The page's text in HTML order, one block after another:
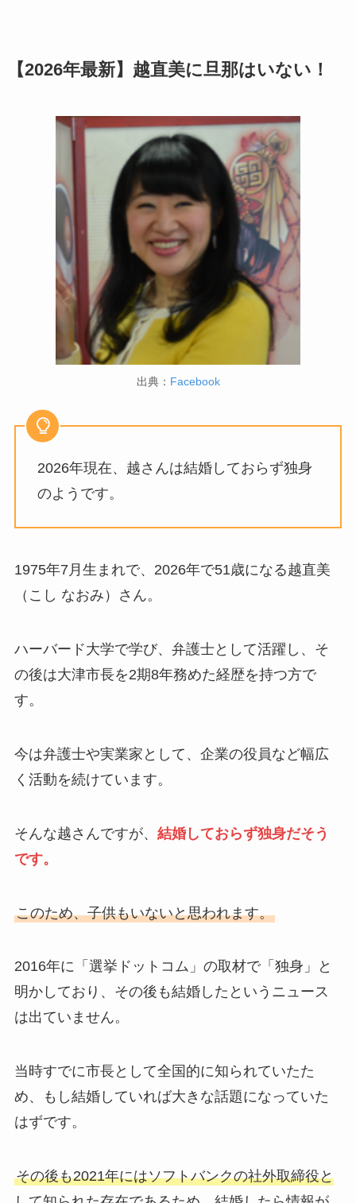
【2026年最新】越直美に旦那はいない！
出典： Facebook
2026年現在、越さんは結婚しておらず独身
のようです。
1975年7月生まれで、2026年で51歳になる越直美
（こし なおみ）さん。
ハーバード大学で学び、弁護士として活躍し、そ
の後は大津市長を2期8年務めた経歴を持つ方で
す。
今は弁護士や実業家として、企業の役員など幅広
く活動を続けています。
そんな越さんですが、 結婚しておらず独身だそう
です。
このため、子供もいないと思われます。
2016年に「選挙ドットコム」の取材で「独身」と
明かしており、その後も結婚したというニュース
は出ていません。
当時すでに市長として全国的に知られていたた
め、もし結婚していれば大きな話題になっていた
はずです。
その後も2021年にはソフトバンクの社外取締役と